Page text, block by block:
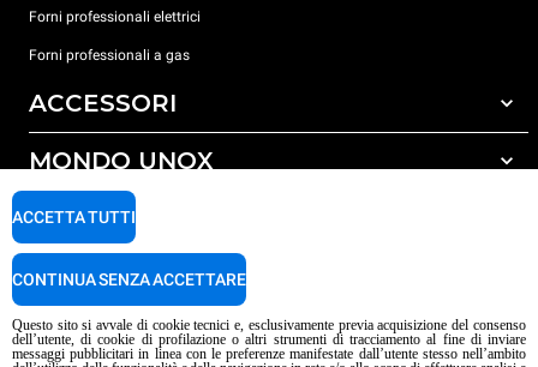
Forni professionali elettrici
Forni professionali a gas
ACCESSORI
Tutti gli accessori
Detergenti per lavaggio automatico
Detergenti per lavaggio manuale
Trattamento acqua con filtro a resine
MONDO UNOX
Le nostre sedi nel mondo
SUPPORTO
Garanzia Unox
Trova Centri Service
Questo sito si avvale di cookie tecnici e, esclusivamente previa acquisizione del consenso
dell’utente, di cookie di profilazione o altri strumenti di tracciamento al fine di inviare
messaggi pubblicitari in linea con le preferenze manifestate dall’utente stesso nell’ambito
ACCETTA TUTTI
CONTINUA SENZA ACCETTARE